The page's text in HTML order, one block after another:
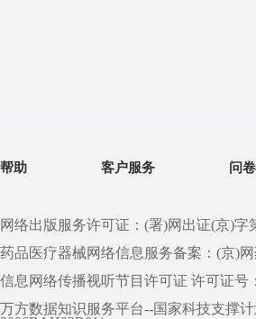
帮助 客户服务 问
网络出版服务许可证：(署)网出证(京)字
药品医疗器械网络信息服务备案：(京)
信息网络传播视听节目许可证 许可证号
万方数据知识服务平台--国家科技支撑计